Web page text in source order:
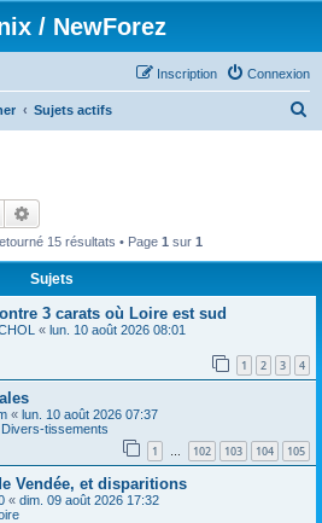
/ NewForez
Connexion
Inscription
Sujets actifs
Rechercher
15 résultats • Page 1 sur 1
Sujets
3 carats où Loire est sud
« lun. 10 août 2026 08:01
1 2 3 4
« lun. 10 août 2026 07:37
tissements
1 … 102 103 104 105
Vendée, et disparitions
« dim. 09 août 2026 17:32